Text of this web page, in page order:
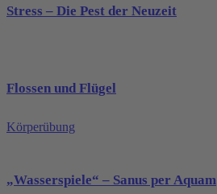
Stress – Die Pest der Neuzeit
Flossen und Flügel
Körperübung
„Wasserspiele“ – Sanus per Aquam